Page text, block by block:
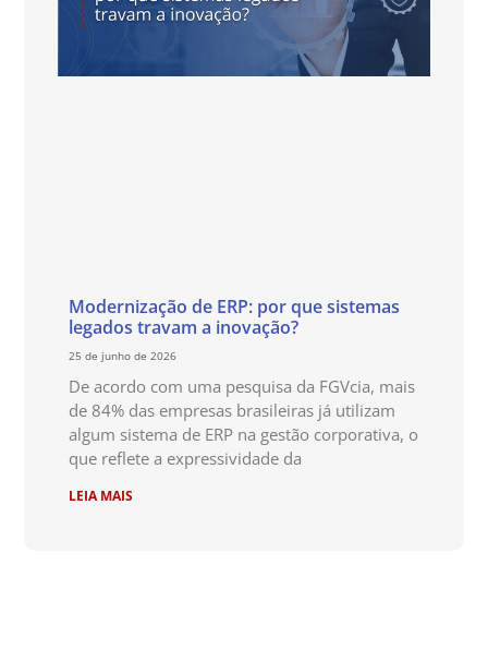
Modernização de ERP: por que sistemas
legados travam a inovação?
25 de junho de 2026
De acordo com uma pesquisa da FGVcia, mais
de 84% das empresas brasileiras já utilizam
algum sistema de ERP na gestão corporativa, o
que reflete a expressividade da
LEIA MAIS